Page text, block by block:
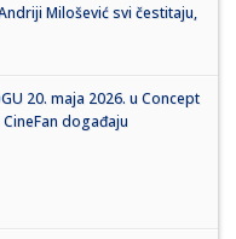
Milošević svi čestitaju,
20. maja 2026. u Concept
događaju